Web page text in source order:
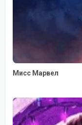
Мисс Марвел